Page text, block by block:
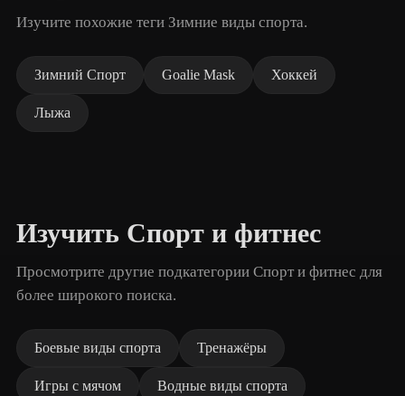
Изучите похожие теги Зимние виды спорта.
Зимний Спорт Goalie Mask Хоккей
Лыжа
Изучить Спорт и фитнес
Просмотрите другие подкатегории Спорт и фитнес для
более широкого поиска.
Боевые виды спорта Тренажёры
Игры с мячом Водные виды спорта